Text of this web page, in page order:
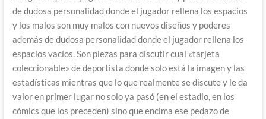
de dudosa personalidad donde el jugador rellena los espacios
y los malos son muy malos con nuevos diseños y poderes
además de dudosa personalidad donde el jugador rellena los
espacios vacíos. Son piezas para discutir cual «tarjeta
coleccionable» de deportista donde solo está la imagen y las
estadísticas mientras que lo que realmente se discute y le da
valor en primer lugar no solo ya pasó (en el estadio, en los
cómics que los preceden) sino que encima ese pedazo de